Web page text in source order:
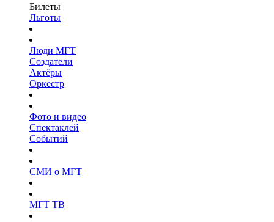
Билеты
Льготы
Люди МГТ
Создатели
Актёры
Оркестр
Фото и видео
Спектаклей
Событий
СМИ о МГТ
МГТ ТВ